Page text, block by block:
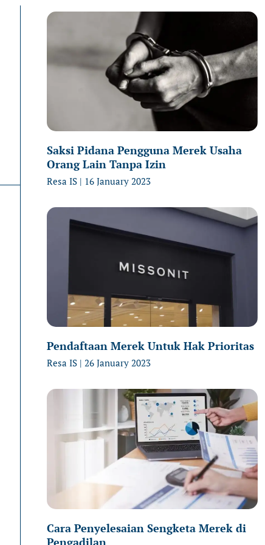
Saksi Pidana Pengguna Merek Usaha
Orang Lain Tanpa Izin
Resa IS 16 January 2023
Pendaftaan Merek Untuk Hak Prioritas
Resa IS 26 January 2023
Cara Penyelesaian Sengketa Merek di
Pengadilan
Page